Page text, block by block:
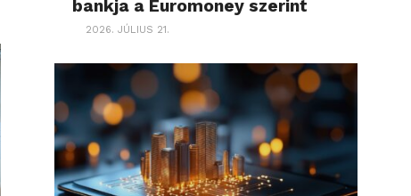
bankja a Euromoney szerint
2026. JÚLIUS 21.